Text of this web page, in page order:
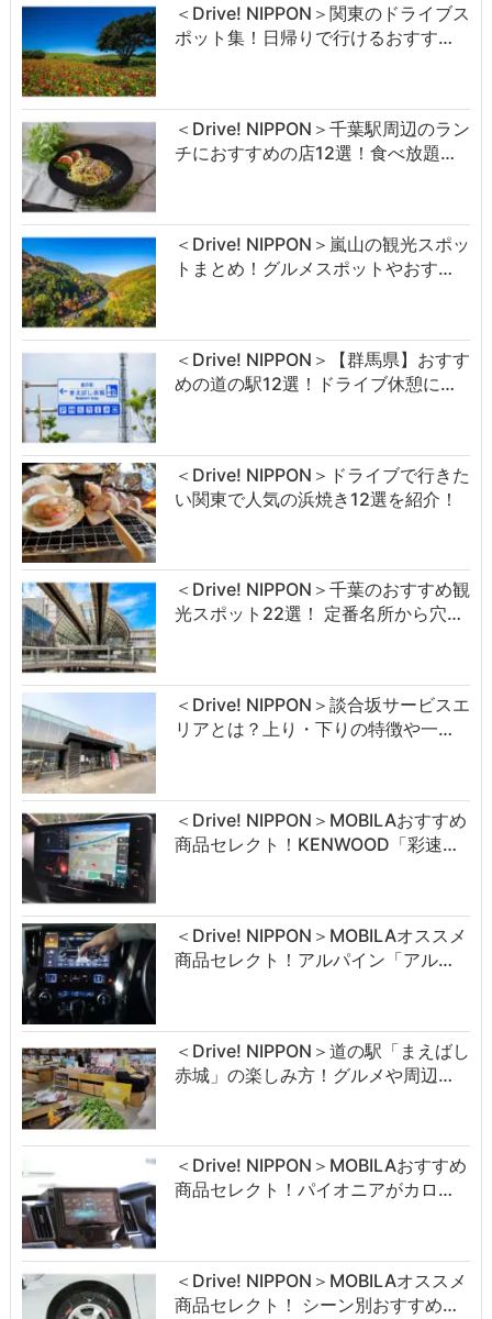
＜Drive! NIPPON＞関東のドライブス
ポット集！日帰りで行けるおすす…
＜Drive! NIPPON＞千葉駅周辺のラン
チにおすすめの店12選！食べ放題…
＜Drive! NIPPON＞嵐山の観光スポッ
トまとめ！グルメスポットやおす…
＜Drive! NIPPON＞【群馬県】おすす
めの道の駅12選！ドライブ休憩に…
＜Drive! NIPPON＞ドライブで行きた
い関東で人気の浜焼き12選を紹介！
＜Drive! NIPPON＞千葉のおすすめ観
光スポット22選！ 定番名所から穴…
＜Drive! NIPPON＞談合坂サービスエ
リアとは？上り・下りの特徴や一…
＜Drive! NIPPON＞MOBILAおすすめ
商品セレクト！KENWOOD「彩速…
＜Drive! NIPPON＞MOBILAオススメ
商品セレクト！アルパイン「アル…
＜Drive! NIPPON＞道の駅「まえばし
赤城」の楽しみ方！グルメや周辺…
＜Drive! NIPPON＞MOBILAおすすめ
商品セレクト！パイオニアがカロ…
＜Drive! NIPPON＞MOBILAオススメ
商品セレクト！ シーン別おすすめ…